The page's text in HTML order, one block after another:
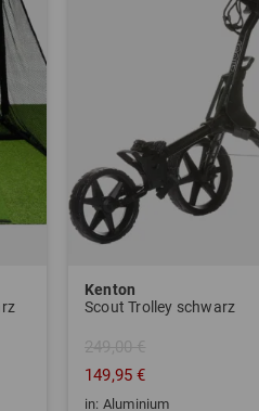
Kenton
Scout Trolley schwarz
249,00 €
149,95 €
in: Aluminium